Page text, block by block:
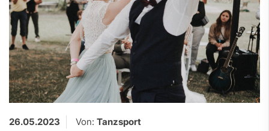
26.05.2023 Von: Tanzsport